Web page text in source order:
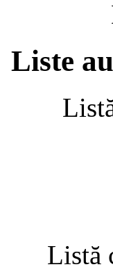
Liste
Listă